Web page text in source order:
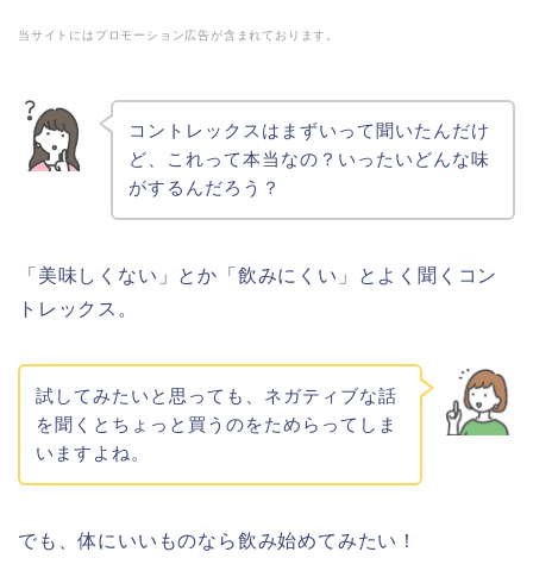
当サイトにはプロモーション広告が含まれております。
コントレックスはまずいって聞いたんだけ
ど、これって本当なの？いったいどんな味
がするんだろう？
「 美味しくない 」とか「飲みにくい」とよく聞くコン
トレックス。
試してみたいと思っても、ネガティブな話
を聞くとちょっと買うのをためらってしま
いますよね。
でも、体にいいものなら飲み始めてみたい！